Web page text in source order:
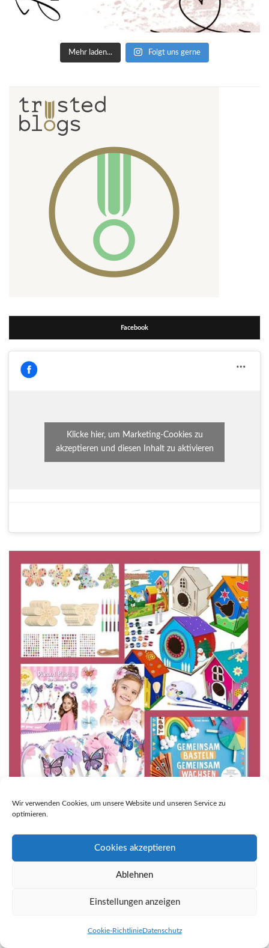
Wir verwenden Cookies, um unsere Website und unseren Service zu
optimieren.
Cookies akzeptieren
Ablehnen
Einstellungen anzeigen
Cookie-RichtlinieDatenschutz
Mehr laden... Folgt uns gerne
Facebook
Klicke hier, um Marketing-Cookies zu
akzeptieren und diesen Inhalt zu aktivieren